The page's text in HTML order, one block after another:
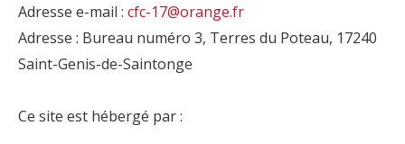
Adresse e-mail : cfc-17@orange.fr
Adresse : Bureau numéro 3, Terres du Poteau, 17240
Saint-Genis-de-Saintonge
Ce site est hébergé par :